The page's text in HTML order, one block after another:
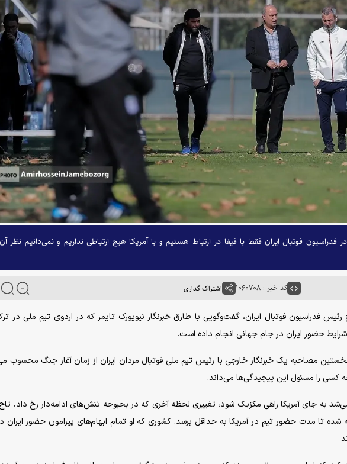
فوتبال ایران فقط با فیفا در ارتباط هستیم و با آمریکا هیچ ارتباطی نداریم و نمی‌دانیم نظر
کد خبر : ۱۰۶۰۷۰۸ اشتراک گذاری
رئیس فدراسیون فوتبال ایران، گفت‌وگویی با طارق خبرنگار نیویورک تایمز که در اردوی تیم ملی در
حضور ایران در جام جهانی انجام داده است.
مصاحبه یک خبرنگار خارجی با رئیس تیم ملی فوتبال مردان ایران از زمان آغاز جنگ محسوب
کسی را مسئول این پیچیدگی‌ها می‌داند.
به جای آمریکا راهی مکزیک شود، تغییری لحظه آخری که در بحبوحه تنش‌های ادامه‌دار رخ داد،
شده تا مدت حضور تیم در آمریکا به حداقل برسد. کشوری که او تمام ابهام‌های پیرامون حضور ایران